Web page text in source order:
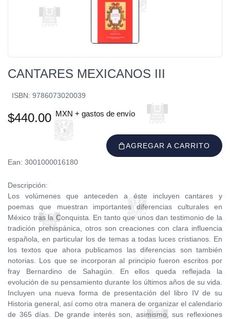
CANTARES MEXICANOS III
ISBN: 9786073020039
$440.00 MXN + gastos de envío
AGREGAR A CARRITO
Ean: 3001000016180
Descripción:
Los volúmenes que anteceden a éste incluyen cantares y
poemas que muestran importantes diferencias culturales en
México tras la Conquista. En tanto que unos dan testimonio de la
tradición prehispánica, otros son creaciones con clara influencia
española, en particular los de temas a todas luces cristianos. En
los textos que ahora publicamos las diferencias son también
notorias. Los que se incorporan al principio fueron escritos por
fray Bernardino de Sahagún. En ellos queda reflejada la
evolución de su pensamiento durante los últimos años de su vida.
Incluyen una nueva forma de presentación del libro IV de su
Historia general, así como otra manera de organizar el calendario
de 365 días. De grande interés son, asimismo, sus reflexiones